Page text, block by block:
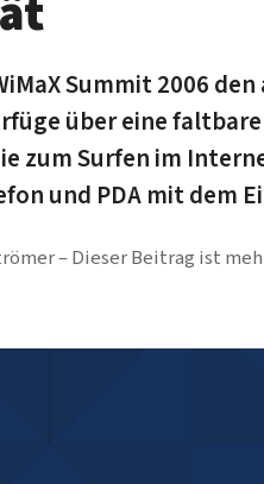
Summit 2006
über eine
zum Surfen im
und PDA mit dem
Dieser Beitrag ist